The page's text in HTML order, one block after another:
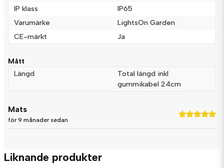
Ja, ni får publicera min fråga
IP klass
IP65
Varumärke
LightsOn Garden
CE-märkt
Ja
Mått
Längd
Total längd inkl
gummikabel 24cm
Mats
för 9 månader sedan
Liknande produkter